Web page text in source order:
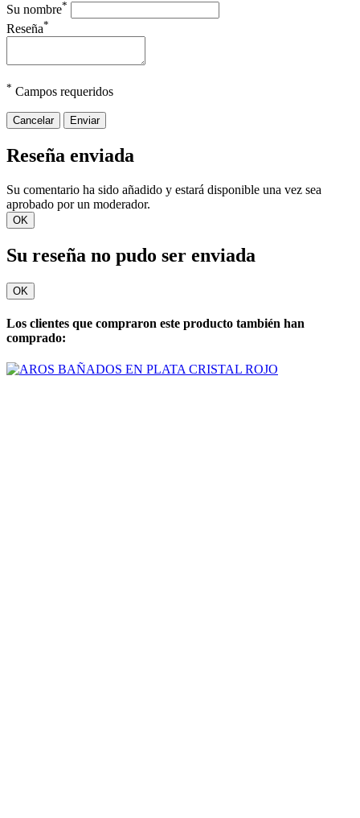
Su nombre*
Reseña*
* Campos requeridos
Cancelar Enviar
Reseña enviada
Su comentario ha sido añadido y estará disponible una vez sea
aprobado por un moderador.
OK
Su reseña no pudo ser enviada
OK
Los clientes que compraron este producto también han
comprado: